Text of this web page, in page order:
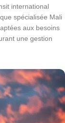
international
spécialisée Mali
aux besoins
une gestion